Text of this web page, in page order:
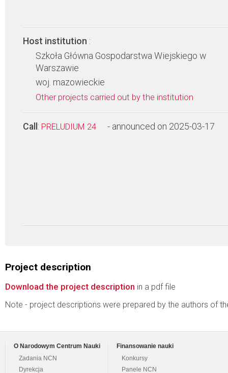
Host institution :
Szkoła Główna Gospodarstwa Wiejskiego w
Warszawie
woj. mazowieckie
Other projects carried out by the institution
Call : PRELUDIUM 24 - announced on 2025-03-17
Project description
Download the project description in a pdf file
Note - project descriptions were prepared by the authors of
O Narodowym Centrum Nauki
Zadania NCN
Dyrekcja
Finansowanie nauki
Konkursy
Panele NCN